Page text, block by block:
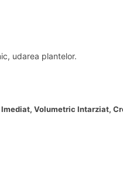
udarea plantelor.
Volumetric Intarziat,